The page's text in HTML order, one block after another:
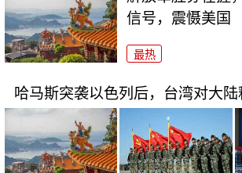
信号，震慑美国
最热
哈马斯突袭以色列后，台湾对大